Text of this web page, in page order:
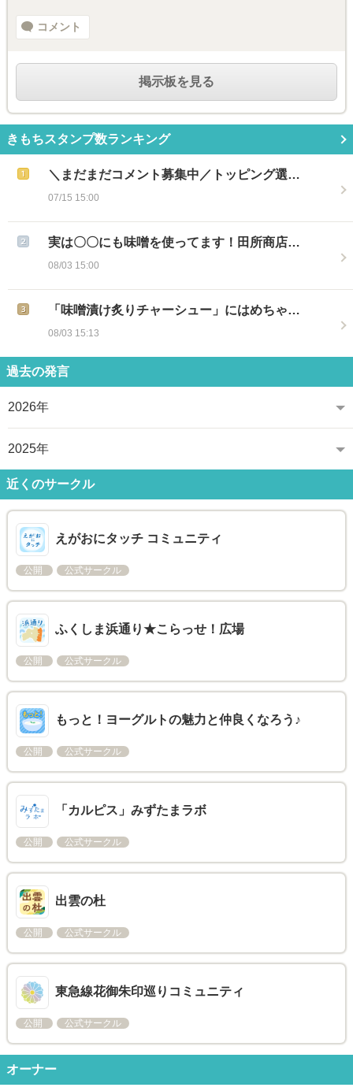
コメント
掲示板を見る
きもちスタンプ数ランキング
＼まだまだコメント募集中／トッピング選…
07/15 15:00
実は〇〇にも味噌を使ってます！田所商店…
08/03 15:00
「味噌漬け炙りチャーシュー」にはめちゃ…
08/03 15:13
過去の発言
2026年
2025年
近くのサークル
えがおにタッチ コミュニティ
公開 公式サークル
ふくしま浜通り★こらっせ！広場
公開 公式サークル
もっと！ヨーグルトの魅力と仲良くなろう♪
公開 公式サークル
「カルピス」みずたまラボ
公開 公式サークル
出雲の杜
公開 公式サークル
東急線花御朱印巡りコミュニティ
公開 公式サークル
オーナー